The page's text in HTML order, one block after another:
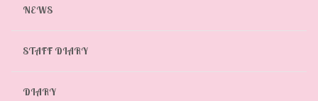
NEWS
STAFF DIARY
DIARY